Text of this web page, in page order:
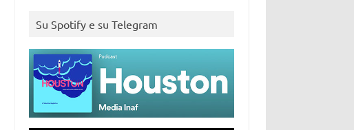
Su Spotify e su Telegram